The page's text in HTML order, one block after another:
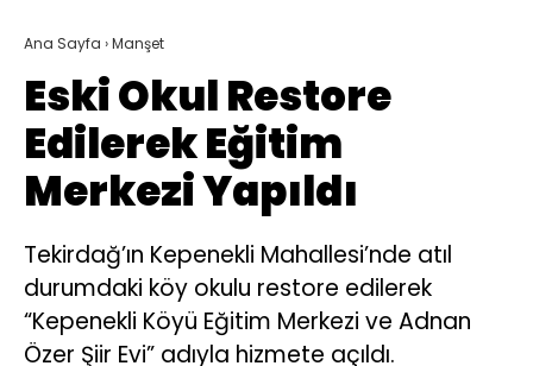
Ana Sayfa ›Manşet
Eski Okul Restore
Edilerek Eğitim
Merkezi Yapıldı
Tekirdağ’ın Kepenekli Mahallesi’nde atıl
durumdaki köy okulu restore edilerek
“Kepenekli Köyü Eğitim Merkezi ve Adnan
Özer Şiir Evi” adıyla hizmete açıldı.